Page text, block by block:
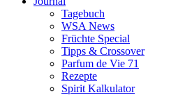
Tagebuch
WSA News
Früchte Special
Tipps & Crossover
Parfum de Vie 71
Rezepte
Spirit Kalkulator